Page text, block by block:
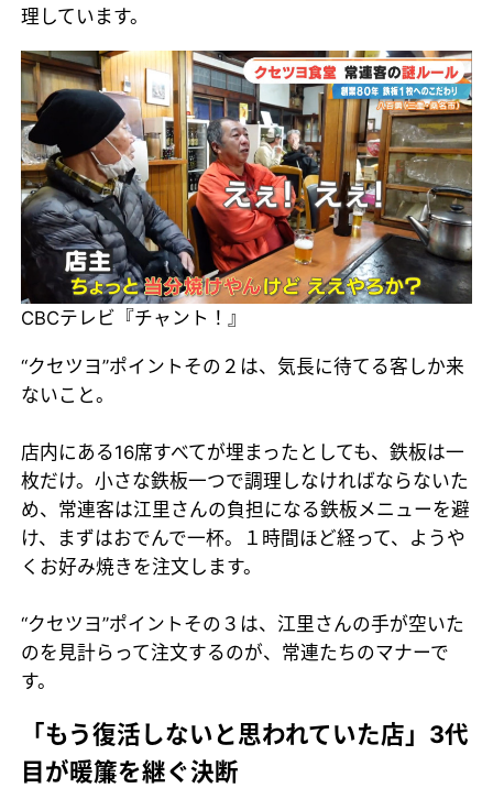
理しています。
CBCテレビ『チャント！』
“クセツヨ”ポイントその２は、気長に待てる客しか来
ないこと。
店内にある16席すべてが埋まったとしても、鉄板は一
枚だけ。小さな鉄板一つで調理しなければならないた
め、常連客は江里さんの負担になる鉄板メニューを避
け、まずはおでんで一杯。１時間ほど経って、ようや
くお好み焼きを注文します。
“クセツヨ”ポイントその３は、江里さんの手が空いた
のを見計らって注文するのが、常連たちのマナーで
す。
「もう復活しないと思われていた店」3代
目が暖簾を継ぐ決断